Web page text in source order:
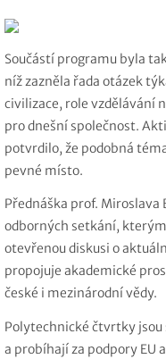
Součástí programu byla
níž zazněla řada otázek
civilizace, role vzdělávání
pro dnešní společnost.
potvrdilo, že podobná
pevné místo.
Přednáška prof.
odborných setkání,
otevřenou diskusi o
propojuje akademické
české i mezinárodní vědy.
Polytechnické čtvrtky jsou
a probíhají za podpory EU a